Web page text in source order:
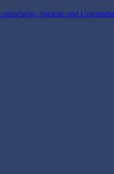
in, Sprache und Untertiteln